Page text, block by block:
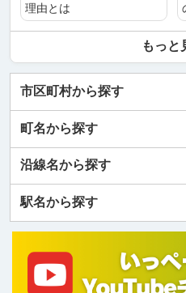
理由とは
もっと
市区町村から探す
町名から探す
沿線名から探す
駅名から探す